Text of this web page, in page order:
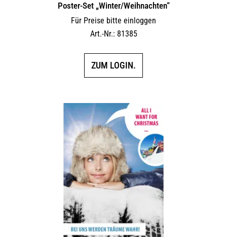
Poster-Set „Winter/Weihnachten“
Für Preise bitte einloggen
Art.-Nr.: 81385
ZUM LOGIN.